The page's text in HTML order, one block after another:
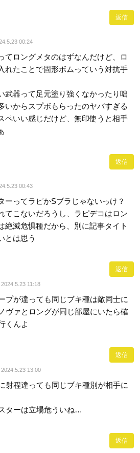
返信
00:24
てロングメタのはずなんだけど、ロ
れたことで固形ボムっていう対抗手
武器って足元塗り強くなかったり咄
いからスプボもらったのヤバすぎる
ペいい感じだけど、無印使うと相手
返信
00:43
ーってラピかSブラじゃないっけ？
てこないだろうし、ラピデコはロン
絶滅危惧種だから、別に記事タイト
とは思う
返信
2024.5.23 11:18
プが違っても同じブキ種は敵同士に
ヴァとロングが同じ部屋にいたら確
くんよ
返信
2024.5.23 13:00
射程違っても同じブキ種別が相手に
ターは立場危ういね…
返信